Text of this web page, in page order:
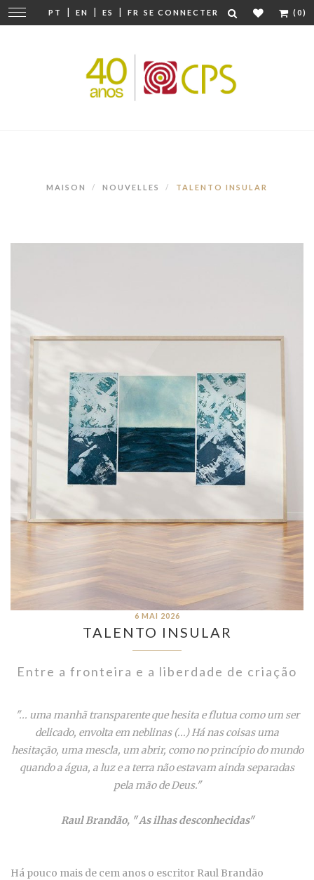
PT | EN | ES | FR SE CONNECTER (0)
Modifier
la
MAISON NOUVELLES TALENTO INSULAR
6 MAI 2026
TALENTO INSULAR
Entre a fronteira e a liberdade de criação
"... uma manhã transparente que hesita e flutua como um ser
delicado, envolta em neblinas (...) Há nas coisas uma
hesitação, uma mescla, um abrir, como no princípio do mundo
quando a água, a luz e a terra não estavam ainda separadas
pela mão de Deus."
Raul Brandão, " As ilhas desconhecidas"
Há pouco mais de cem anos o escritor Raul Brandão